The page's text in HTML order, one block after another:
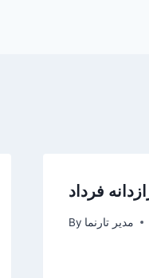
فرداد
By مدیر تارنما